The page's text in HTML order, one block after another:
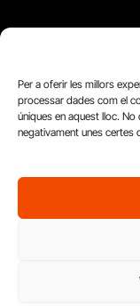
Per a oferir les millors
processar dades com el
úniques en aquest lloc.
negativament unes certes